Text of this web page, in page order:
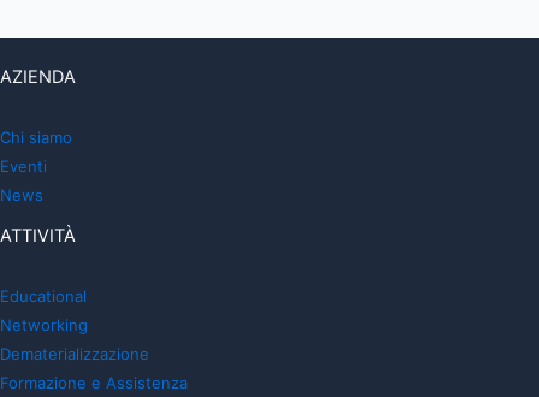
AZIENDA
Chi siamo
Eventi
News
ATTIVITÀ
Educational
Networking
Dematerializzazione
Formazione e Assistenza